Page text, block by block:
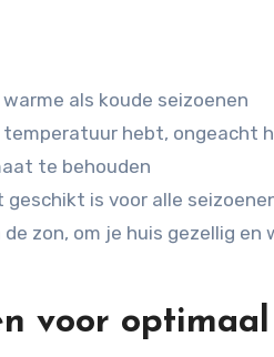
als koude seizoenen
hebt, ongeacht
te behouden
is voor alle
zon, om je huis gezellig en
voor